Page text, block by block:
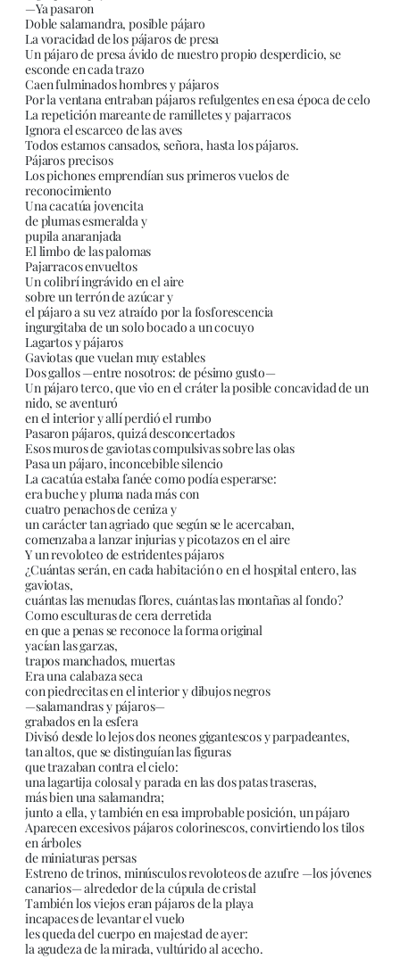
—Ya pasaron
Doble salamandra, posible pájaro
La voracidad de los pájaros de presa
Un pájaro de presa ávido de nuestro propio desperdicio, se
esconde en cada trazo
Caen fulminados hombres y pájaros
Por la ventana entraban pájaros refulgentes en esa época de celo
La repetición mareante de ramilletes y pajarracos
Ignora el escarceo de las aves
Todos estamos cansados, señora, hasta los pájaros.
Pájaros precisos
Los pichones emprendían sus primeros vuelos de
reconocimiento
Una cacatúa jovencita
de plumas esmeralda y
pupila anaranjada
El limbo de las palomas
Pajarracos envueltos
Un colibrí ingrávido en el aire
sobre un terrón de azúcar y
el pájaro a su vez atraído por la fosforescencia
ingurgitaba de un solo bocado a un cocuyo
Lagartos y pájaros
Gaviotas que vuelan muy estables
Dos gallos —entre nosotros: de pésimo gusto—
Un pájaro terco, que vio en el cráter la posible concavidad de un
nido, se aventuró
en el interior y allí perdió el rumbo
Pasaron pájaros, quizá desconcertados
Esos muros de gaviotas compulsivas sobre las olas
Pasa un pájaro, inconcebible silencio
La cacatúa estaba fanée como podía esperarse:
era buche y pluma nada más con
cuatro penachos de ceniza y
un carácter tan agriado que según se le acercaban,
comenzaba a lanzar injurias y picotazos en el aire
Y un revoloteo de estridentes pájaros
¿Cuántas serán, en cada habitación o en el hospital entero, las
gaviotas,
cuántas las menudas flores, cuántas las montañas al fondo?
Como esculturas de cera derretida
en que a penas se reconoce la forma original
yacían las garzas,
trapos manchados, muertas
Era una calabaza seca
con piedrecitas en el interior y dibujos negros
—salamandras y pájaros—
grabados en la esfera
Divisó desde lo lejos dos neones gigantescos y parpadeantes,
tan altos, que se distinguían las figuras
que trazaban contra el cielo:
una lagartija colosal y parada en las dos patas traseras,
más bien una salamandra;
junto a ella, y también en esa improbable posición, un pájaro
Aparecen excesivos pájaros colorinescos, convirtiendo los tilos
en árboles
de miniaturas persas
Estreno de trinos, minúsculos revoloteos de azufre —los jóvenes
canarios— alrededor de la cúpula de cristal
También los viejos eran pájaros de la playa
incapaces de levantar el vuelo
les queda del cuerpo en majestad de ayer:
la agudeza de la mirada, vultúrido al acecho.